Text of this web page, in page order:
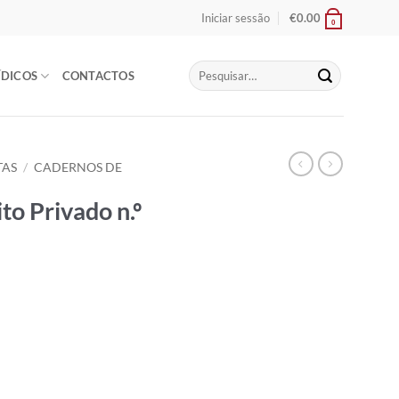
Iniciar sessão €0.00 0
CONTACTOS
Pesquisar
por:
/ CADERNOS DE
Privado n.º